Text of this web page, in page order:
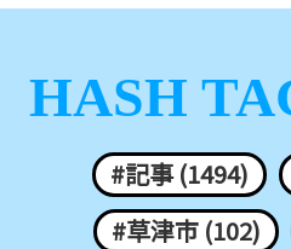
HASH
#記事 (1494)
#草津市 (102)